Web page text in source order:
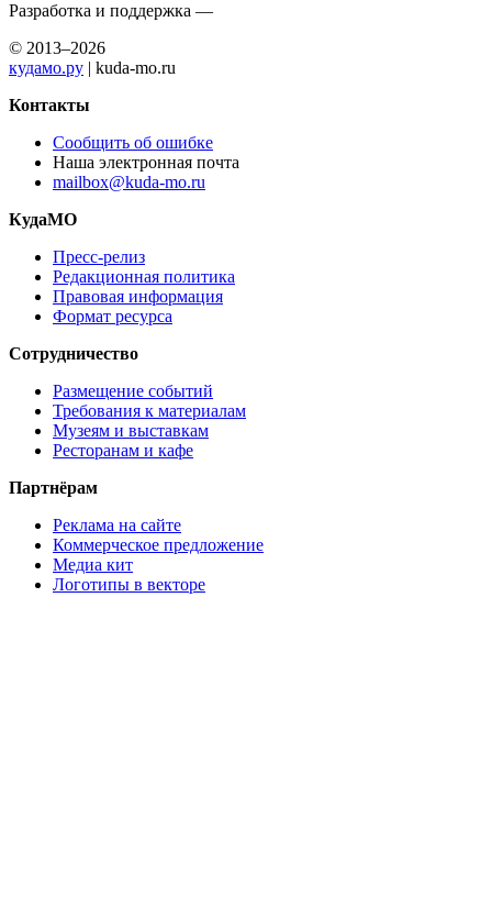
Разработка и поддержка —
© 2013–2026
кудамо.ру | kuda-mo.ru
Контакты
Сообщить об ошибке
Наша электронная почта
mailbox@kuda-mo.ru
КудаМО
Пресс-релиз
Редакционная политика
Правовая информация
Формат ресурса
Сотрудничество
Размещение событий
Требования к материалам
Музеям и выставкам
Ресторанам и кафе
Партнёрам
Реклама на сайте
Коммерческое предложение
Медиа кит
Логотипы в векторе